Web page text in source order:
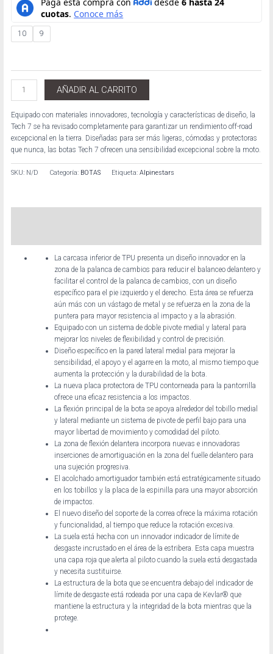
10 9
AÑADIR AL CARRITO
Equipado con materiales innovadores, tecnología y características de diseño, la
Tech 7 se ha revisado completamente para garantizar un rendimiento off-road
excepcional en la tierra. Diseñadas para ser más ligeras, cómodas y protectoras
que nunca, las botas Tech 7 ofrecen una sensibilidad excepcional sobre la moto.
SKU: N/D Categoría: BOTAS Etiqueta:Alpinestars
La carcasa inferior de TPU presenta un diseño innovador en la
zona de la palanca de cambios para reducir el balanceo delantero y
facilitar el control de la palanca de cambios, con un diseño
específico para el pie izquierdo y el derecho. Esta área se refuerza
aún más con un vástago de metal y se refuerza en la zona de la
puntera para mayor resistencia al impacto y a la abrasión.
Equipado con un sistema de doble pivote medial y lateral para
mejorar los niveles de flexibilidad y control de precisión.
Diseño específico en la pared lateral medial para mejorar la
sensibilidad, el apoyo y el agarre en la moto, al mismo tiempo que
aumenta la protección y la durabilidad de la bota.
La nueva placa protectora de TPU contorneada para la pantorrilla
ofrece una eficaz resistencia a los impactos.
La flexión principal de la bota se apoya alrededor del tobillo medial
y lateral mediante un sistema de pivote de perfil bajo para una
mayor libertad de movimiento y comodidad del piloto.
La zona de flexión delantera incorpora nuevas e innovadoras
inserciones de amortiguación en la zona del fuelle delantero para
una sujeción progresiva.
El acolchado amortiguador también está estratégicamente situado
en los tobillos y la placa de la espinilla para una mayor absorción
de impactos.
El nuevo diseño del soporte de la correa ofrece la máxima rotación
y funcionalidad, al tiempo que reduce la rotación excesiva.
La suela está hecha con un innovador indicador de límite de
desgaste incrustado en el área de la estribera. Esta capa muestra
una capa roja que alerta al piloto cuando la suela está desgastada
y necesita sustituirse.
La estructura de la bota que se encuentra debajo del indicador de
límite de desgaste está rodeada por una capa de Kevlar® que
mantiene la estructura y la integridad de la bota mientras que la
protege.